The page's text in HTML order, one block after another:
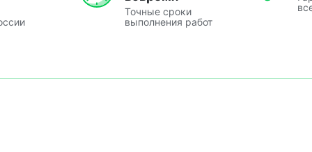
Точные сроки
выполнения работ